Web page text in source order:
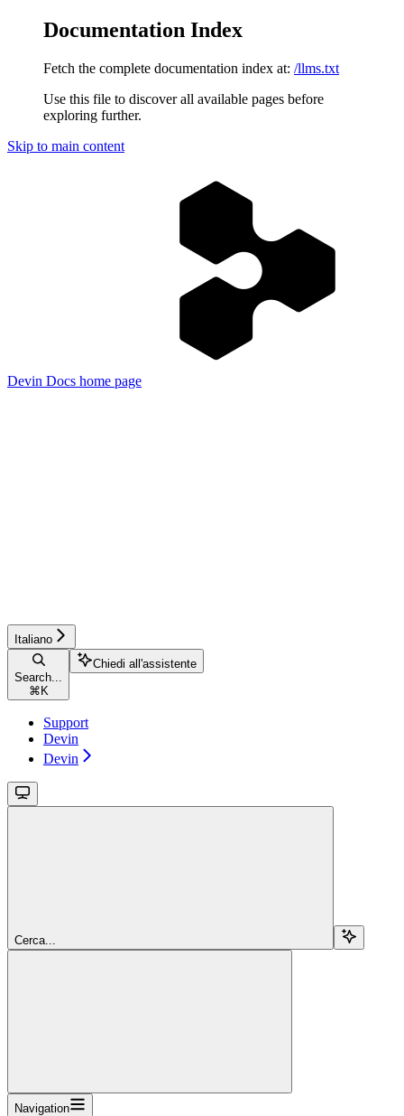
Documentation Index
Fetch the complete documentation index at: /llms.txt
Use this file to discover all available pages before
exploring further.
Skip to main content
Devin Docs home page
Italiano
Search...
⌘ K
Chiedi all'assistente
Support
Devin
Devin
Cerca...
Navigation